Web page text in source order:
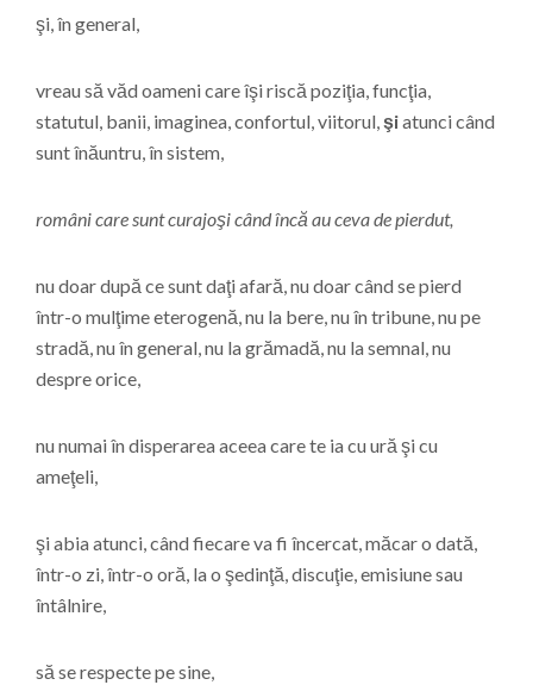
şi, în general,
vreau să văd oameni care îşi riscă poziţia, funcţia,
statutul, banii, imaginea, confortul, viitorul,şiatunci când
sunt înăuntru, în sistem,
români care sunt curajoşi când încă au ceva de pierdut,
nu doar după ce sunt daţi afară, nu doar când se pierd
într-o mulţime eterogenă, nu la bere, nu în tribune, nu pe
stradă, nu în general, nu la grămadă, nu la semnal, nu
despre orice,
nu numai în disperarea aceea care te ia cu ură şi cu
ameţeli,
şi abia atunci, când fiecare va fi încercat, măcar o dată,
într-o zi, într-o oră, la o şedinţă, discuţie, emisiune sau
întâlnire,
să se respecte pe sine,